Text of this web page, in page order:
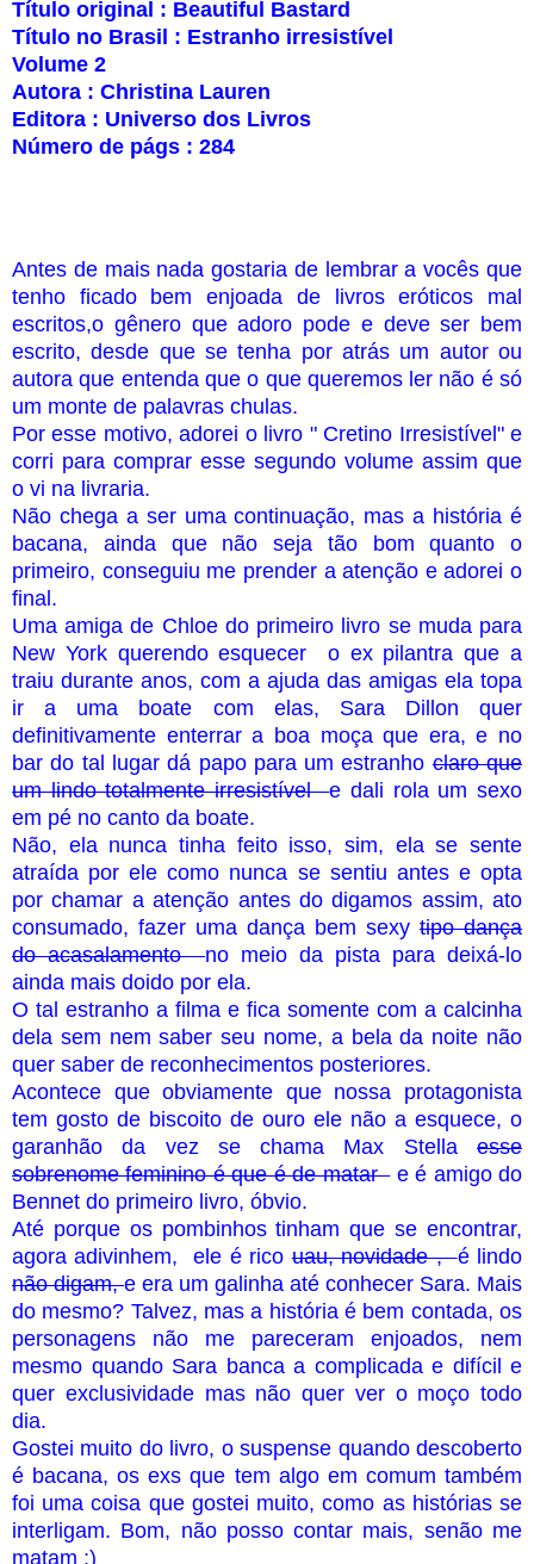
Título original : Beautiful Bastard
Título no Brasil : Estranho irresistível
Volume 2
Autora : Christina Lauren
Editora : Universo dos Livros
Número de págs : 284
Antes de mais nada gostaria de lembrar a vocês que
tenho ficado bem enjoada de livros eróticos mal
escritos,o gênero que adoro pode e deve ser bem
escrito, desde que se tenha por atrás um autor ou
autora que entenda que o que queremos ler não é só
um monte de palavras chulas.
Por esse motivo, adorei o livro " Cretino Irresistível" e
corri para comprar esse segundo volume assim que
o vi na livraria.
Não chega a ser uma continuação, mas a história é
bacana, ainda que não seja tão bom quanto o
primeiro, conseguiu me prender a atenção e adorei o
final.
Uma amiga de Chloe do primeiro livro se muda para
New York querendo esquecer o ex pilantra que a
traiu durante anos, com a ajuda das amigas ela topa
ir a uma boate com elas, Sara Dillon quer
definitivamente enterrar a boa moça que era, e no
bar do tal lugar dá papo para um estranhoclaro que
um lindo totalmente irresistívele dali rola um sexo
em pé no canto da boate.
Não, ela nunca tinha feito isso, sim, ela se sente
atraída por ele como nunca se sentiu antes e opta
por chamar a atenção antes do digamos assim, ato
consumado, fazer uma dança bem sexy tipo dança
do acasalamentono meio da pista para deixá-lo
ainda mais doido por ela.
O tal estranho a filma e fica somente com a calcinha
dela sem nem saber seu nome, a bela da noite não
quer saber de reconhecimentos posteriores.
Acontece que obviamente que nossa protagonista
tem gosto de biscoito de ouro ele não a esquece, o
garanhão da vez se chama Max Stella esse
sobrenome feminino é que é de matare é amigo do
Bennet do primeiro livro, óbvio.
Até porque os pombinhos tinham que se encontrar,
agora adivinhem, ele é ricouau, novidade ,é lindo
não digam,e era um galinha até conhecer Sara. Mais
do mesmo? Talvez, mas a história é bem contada, os
personagens não me pareceram enjoados, nem
mesmo quando Sara banca a complicada e difícil e
quer exclusividade mas não quer ver o moço todo
dia.
Gostei muito do livro, o suspense quando descoberto
é bacana, os exs que tem algo em comum também
foi uma coisa que gostei muito, como as histórias se
interligam. Bom, não posso contar mais, senão me
matam ;)